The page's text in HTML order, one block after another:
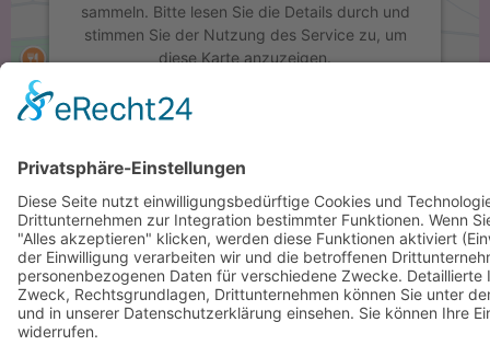
sammeln. Bitte lesen Sie die Details durch und
stimmen Sie der Nutzung des Service zu, um
diese Karte anzuzeigen.
Mehr Informationen
Akzeptieren
powered byUsercentrics Consent
Management Platform&eRecht24